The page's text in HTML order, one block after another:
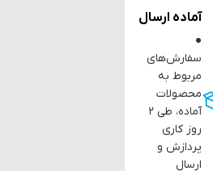
آماده ارسال
●
سفارش‌های
مربوط به
محصولات
آماده، طی ۲
روز کاری
پردازش و
ارسال